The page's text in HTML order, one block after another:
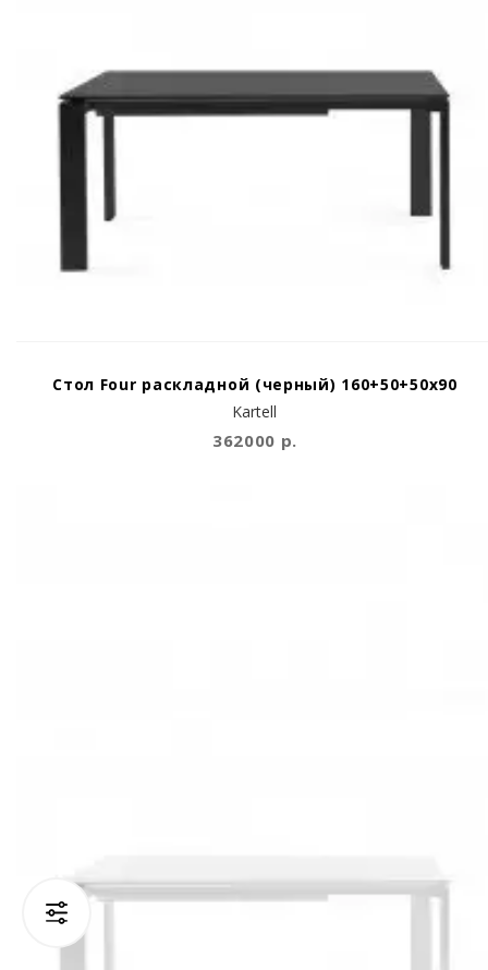
Kartell
Стол Four раскладной (черный) 160+50+50х90
362000 р.